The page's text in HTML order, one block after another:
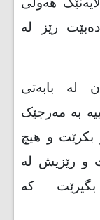
هەوڵی
رێز لە
لە بابەتی
بە مەرجێک
بكرێت و هیچ
و رێزیش لە
بگیرێت كە